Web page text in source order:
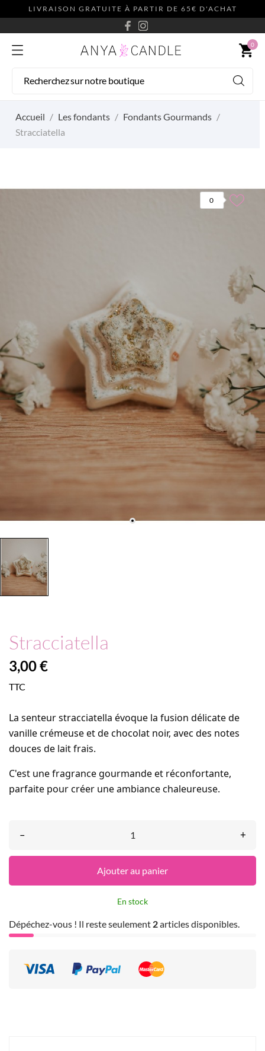
LIVRAISON GRATUITE À PARTIR DE 65€ D'ACHAT
shopping_cart
0
Accueil Les fondants
Fondants Gourmands
Stracciatella
0
Stracciatella
3,00 €
TTC
La senteur stracciatella évoque la fusion délicate de
vanille crémeuse et de chocolat noir, avec des notes
douces de lait frais.
C'est une fragrance gourmande et réconfortante,
parfaite pour créer une ambiance chaleureuse.
– +
Ajouter au panier
En stock
Dépéchez-vous ! Il reste seulement 2articles disponibles.